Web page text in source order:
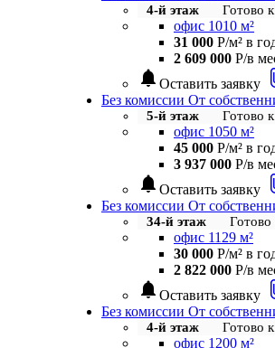
4-й этаж Готово
офис 1010 м²
31 000 Р/м² в
2 609 000 Р/в
notifications Оставить заявку
Без комиссии От
5-й этаж Готово
офис 1050 м²
45 000 Р/м² в
3 937 000 Р/в
notifications Оставить заявку
Без комиссии От
34-й этаж Готово
офис 1129 м²
30 000 Р/м² в
2 822 000 Р/в
notifications Оставить заявку
Без комиссии От
4-й этаж Готово
офис 1200 м²